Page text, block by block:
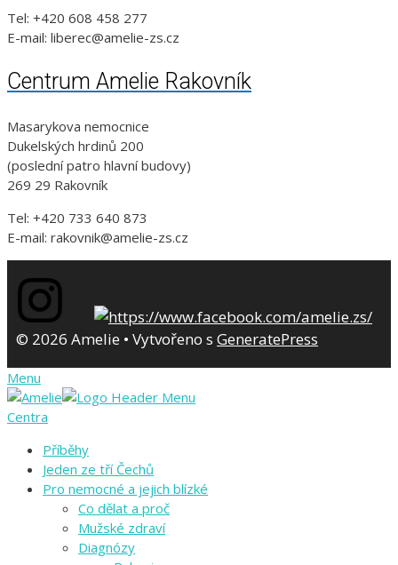
Tel: +420 608 458 277
E-mail: liberec@amelie-zs.cz
Centrum Amelie Rakovník
Masarykova nemocnice
Dukelských hrdinů 200
(poslední patro hlavní budovy)
269 29 Rakovník
Tel: +420 733 640 873
E-mail: rakovnik@amelie-zs.cz
© 2026 Amelie • Vytvořeno s GeneratePress
Menu
Centra
Příběhy
Jeden ze tří Čechů
Pro nemocné a jejich blízké
Co dělat a proč
Mužské zdraví
Diagnózy